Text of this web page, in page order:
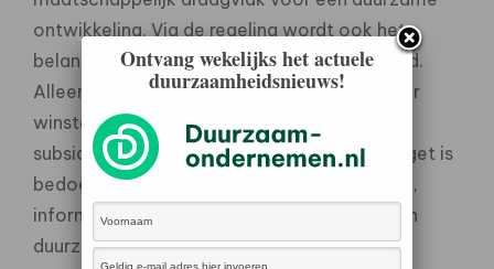
ontwikkeling. Via de regeling wordt ook het
belang van duurzame ontwikkeling behartigd.
Alleen maatschappelijke organisaties zonder
winstoogmerk komen in aanmerking voor
subsidie. De bijna-verdubbeling van het budget is
bedoeld voor projecten gericht op educatie,
informatie en voorlichting op het gebied van
duurzame productie en consumptie.
Ontvang wekelijks het actuele
duurzaamheidsnieuws!